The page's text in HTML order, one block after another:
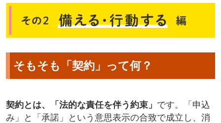
そもそも「契約」って何？
契約とは、「法的な責任を伴う約束」 です。「申込
み」と「承諾」という意思表示の合致で成立し、消